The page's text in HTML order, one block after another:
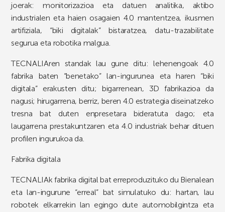
joerak: monitorizazioa eta datuen analitika, aktibo
industrialen eta haien osagaien 4.0 mantentzea, ikusmen
artifiziala, “biki digitalak” bistaratzea, datu-trazabilitate
segurua eta robotika malgua.
TECNALIAren standak lau gune ditu: lehenengoak 4.0
fabrika baten “benetako” lan-ingurunea eta haren “biki
digitala” erakusten ditu; bigarrenean, 3D fabrikazioa da
nagusi; hirugarrena, berriz, beren 4.0 estrategia diseinatzeko
tresna bat duten enpresetara bideratuta dago; eta
laugarrena prestakuntzaren eta 4.0 industriak behar dituen
profilen ingurukoa da.
Fabrika digitala
TECNALIAk fabrika digital bat erreproduzituko du Bienalean
eta lan-ingurune “erreal” bat simulatuko du: hartan, lau
robotek elkarrekin lan egingo dute automobilgintza eta